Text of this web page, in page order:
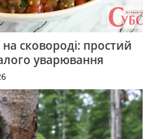
сковороді: простий
уварювання